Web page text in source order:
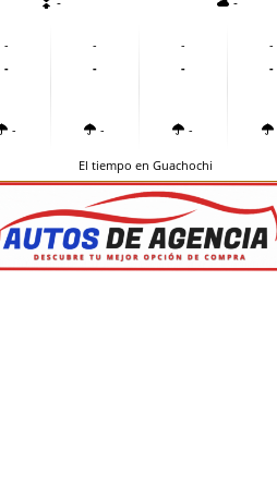
-
-
-
-
-
-
-
-
-
-
-
El tiempo en Guachochi